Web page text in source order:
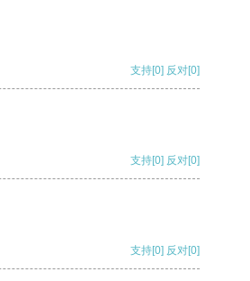
支持[0] 反对[0]
支持[0] 反对[0]
支持[0] 反对[0]